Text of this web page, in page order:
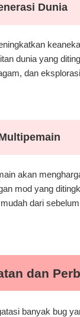
Dunia
dunia yang
dan
akan
mod yang
dari
dan
banyak bug